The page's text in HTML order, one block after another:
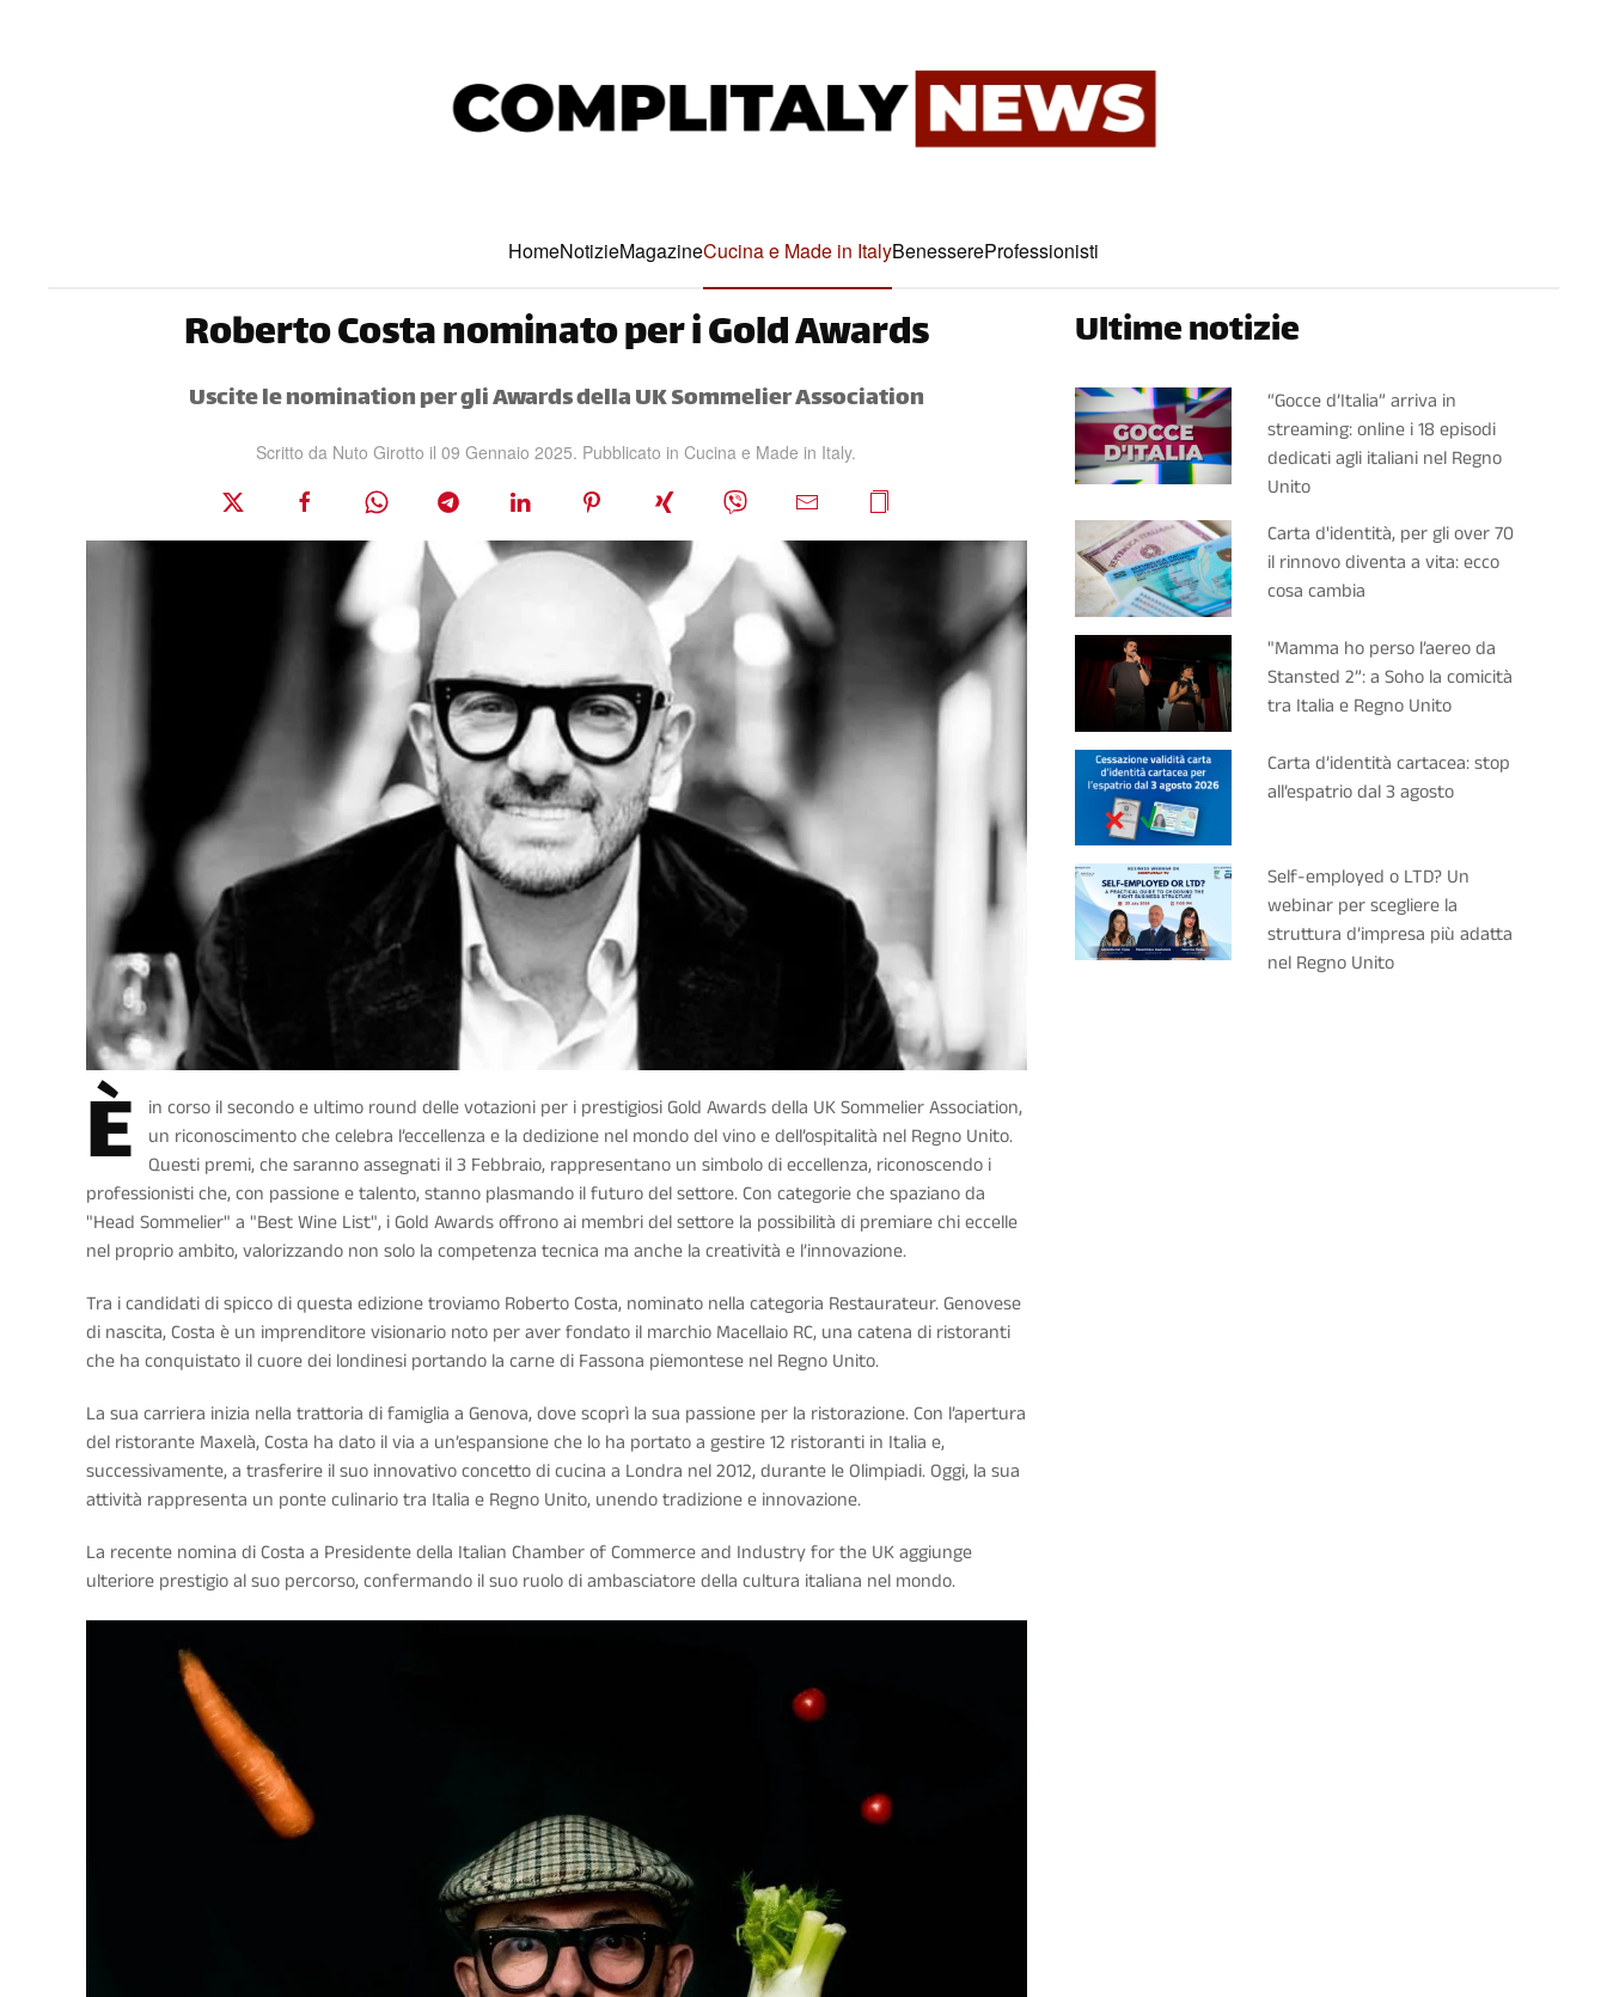
HomeNotizieMagazineCucina e Made in ItalyBenessereProfessionisti
Roberto Costa nominato per i Gold Awards
Uscite le nomination per gli Awards della UK Sommelier Association
Scritto da Nuto Girotto il09 Gennaio 2025. Pubblicato inCucina e Made in Italy.
È
in corso il secondo e ultimo round delle votazioni per i prestigiosi Gold Awards della UK Sommelier Association,
un riconoscimento che celebra l’eccellenza e la dedizione nel mondo del vino e dell’ospitalità nel Regno Unito.
Questi premi, che saranno assegnati il 3 Febbraio, rappresentano un simbolo di eccellenza, riconoscendo i
professionisti che, con passione e talento, stanno plasmando il futuro del settore. Con categorie che spaziano da
"Head Sommelier" a "Best Wine List", i Gold Awards offrono ai membri del settore la possibilità di premiare chi eccelle
nel proprio ambito, valorizzando non solo la competenza tecnica ma anche la creatività e l’innovazione.
Tra i candidati di spicco di questa edizione troviamo Roberto Costa, nominato nella categoria Restaurateur. Genovese
di nascita, Costa è un imprenditore visionario noto per aver fondato il marchio Macellaio RC, una catena di ristoranti
che ha conquistato il cuore dei londinesi portando la carne di Fassona piemontese nel Regno Unito.
La sua carriera inizia nella trattoria di famiglia a Genova, dove scoprì la sua passione per la ristorazione. Con l’apertura
del ristorante Maxelà, Costa ha dato il via a un’espansione che lo ha portato a gestire 12 ristoranti in Italia e,
successivamente, a trasferire il suo innovativo concetto di cucina a Londra nel 2012, durante le Olimpiadi. Oggi, la sua
attività rappresenta un ponte culinario tra Italia e Regno Unito, unendo tradizione e innovazione.
La recente nomina di Costa a Presidente della Italian Chamber of Commerce and Industry for the UK aggiunge
ulteriore prestigio al suo percorso, confermando il suo ruolo di ambasciatore della cultura italiana nel mondo.
Ultime notizie
“Gocce d’Italia” arriva in
streaming: online i 18 episodi
dedicati agli italiani nel Regno
Unito
Carta d'identità, per gli over 70
il rinnovo diventa a vita: ecco
cosa cambia
"Mamma ho perso l’aereo da
Stansted 2”: a Soho la comicità
tra Italia e Regno Unito
Carta d’identità cartacea: stop
all’espatrio dal 3 agosto
Self-employed o LTD? Un
webinar per scegliere la
struttura d’impresa più adatta
nel Regno Unito